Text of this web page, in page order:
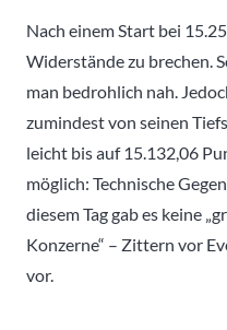
Nach einem Start bei
Widerstände zu brechen.
man bedrohlich nah.
zumindest von seinen
leicht bis auf 15.132,06
möglich: Technische
diesem Tag gab es keine
Konzerne“ – Zittern vor
vor.